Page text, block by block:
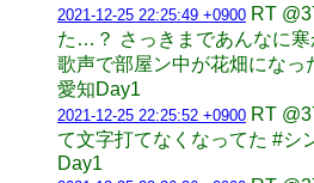
2021-12-25 22:25:49 +0900 RT
た…？ さっきまであんなに
歌声で部屋ン中が花畑になっ
愛知Day1
2021-12-25 22:25:52 +0900 RT
て文字打てなくなってた #シ
Day1